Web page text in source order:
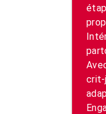
crit-